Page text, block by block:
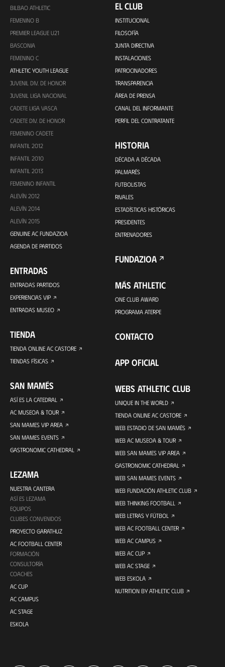
BILBAO ATHLETIC
FEMENINO B
PREMIER LEAGUE U21
BASCONIA
FEMENINO C
ATHLETIC YOUTH LEAGUE
JUVENIL DIV. DE HONOR
JUVENIL LIGA NACIONAL
CADETE LIGA VASCA
CADETE DIV. DE HONOR
FEMENINO CADETE
INFANTIL 2012
INFANTIL 2010
INFANTIL 2013
FEMENINO INFANTIL
ALEVÍN 2012
ALEVÍN 2014
ALEVÍN 2015
GENUINE AC FUNDAZIOA
AGENDA DE PARTIDOS
ENTRADAS
ENTRADAS PARTIDOS
EXPERIENCIAS VIP
ENTRADAS MUSEO
TIENDA
TIENDA ONLINE AC CASTORE
TIENDAS FÍSICAS
SAN MAMÉS
ASÍ ES LA CATEDRAL
AC MUSEOA & TOUR
SAN MAMES VIP AREA
SAN MAMES EVENTS
GASTRONOMIC CATHEDRAL
LEZAMA
NUESTRA CANTERA
ASÍ ES LEZAMA
EQUIPOS
CLUBES CONVENIDOS
PROYECTO GARATHUZ
AC FOOTBALL CENTER
FORMACIÓN
CONSULTORÍA
COACHES
AC CUP
AC CAMPUS
AC STAGE
ESKOLA
EL CLUB
INSTITUCIONAL
FILOSOFÍA
JUNTA DIRECTIVA
INSTALACIONES
PATROCINADORES
TRANSPARENCIA
ÁREA DE PRENSA
CANAL DEL INFORMANTE
PERFIL DEL CONTRATANTE
HISTORIA
DÉCADA A DÉCADA
PALMARÉS
FUTBOLISTAS
RIVALES
ESTADÍSTICAS HISTÓRICAS
PRESIDENTES
ENTRENADORES
FUNDAZIOA
MÁS ATHLETIC
ONE CLUB AWARD
PROGRAMA ATERPE
CONTACTO
APP OFICIAL
WEBS ATHLETIC CLUB
UNIQUE IN THE WORLD
TIENDA ONLINE AC CASTORE
WEB ESTADIO DE SAN MAMÉS
WEB AC MUSEOA & TOUR
WEB SAN MAMES VIP AREA
GASTRONOMIC CATHEDRAL
WEB SAN MAMES EVENTS
WEB FUNDACIÓN ATHLETIC CLUB
WEB THINKING FOOTBALL
WEB LETRAS Y FÚTBOL
WEB AC FOOTBALL CENTER
WEB AC CAMPUS
WEB AC CUP
WEB AC STAGE
WEB ESKOLA
NUTRITION BY ATHLETIC CLUB